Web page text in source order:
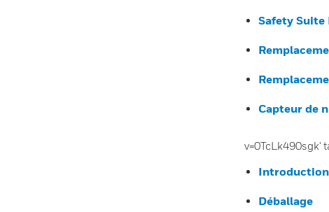
Safety Suite
Capteur de
v=0TcLk490sgk'
Introduction
Déballage